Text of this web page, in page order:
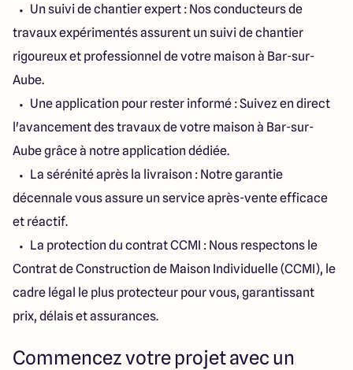
Un suivi de chantier expert : Nos conducteurs de
travaux expérimentés assurent un suivi de chantier
rigoureux et professionnel de votre maison à Bar-sur-
Aube.
Une application pour rester informé : Suivez en direct
l'avancement des travaux de votre maison à Bar-sur-
Aube grâce à notre application dédiée.
La sérénité après la livraison : Notre garantie
décennale vous assure un service après-vente efficace
et réactif.
La protection du contrat CCMI : Nous respectons le
Contrat de Construction de Maison Individuelle (CCMI), le
cadre légal le plus protecteur pour vous, garantissant
prix, délais et assurances.
Commencez votre projet avec un